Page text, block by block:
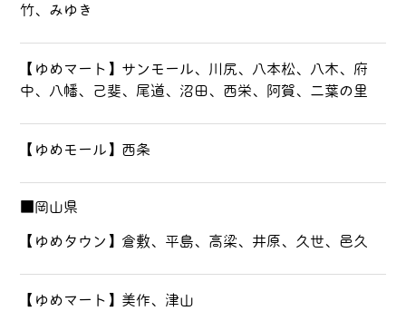
竹、みゆき
【ゆめマート】サンモール、川尻、八本松、八木、府
中、八幡、己斐、尾道、沼田、西栄、阿賀、二葉の里
【ゆめモール】西条
■岡山県
【ゆめタウン】倉敷、平島、高梁、井原、久世、邑久
【ゆめマート】美作、津山